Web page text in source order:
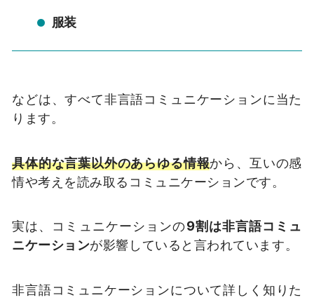
服装
などは、すべて非言語コミュニケーションに当た
ります。
具体的な言葉以外のあらゆる情報から、互いの感
情や考えを読み取るコミュニケーションです。
実は、コミュニケーションの9割は非言語コミュ
ニケーションが影響していると言われています。
非言語コミュニケーションについて詳しく知りた